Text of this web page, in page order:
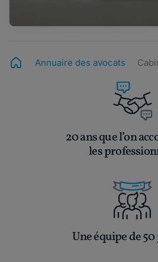
Annuaire des avocats
20 ans que l’on
les
Une équipe de